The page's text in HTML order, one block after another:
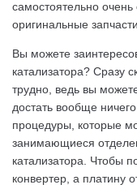
самостоятельно
оригинальные
Вы можете
катализатора? Сразу
трудно, ведь вы
достать вообще
процедуры, которые
занимающиеся
катализатора. Чтобы
конвертер, а платину